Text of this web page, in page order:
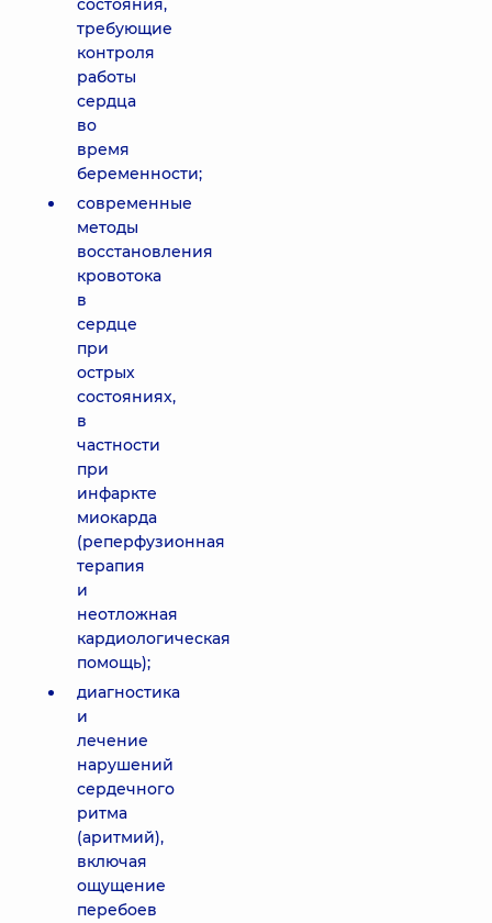
состояния,
требующие
контроля
работы
сердца
во
время
беременности;
современные
методы
восстановления
кровотока
в
сердце
при
острых
состояниях,
в
частности
при
инфаркте
миокарда
(реперфузионная
терапия
и
неотложная
кардиологическая
помощь);
диагностика
и
лечение
нарушений
сердечного
ритма
(аритмий),
включая
ощущение
перебоев